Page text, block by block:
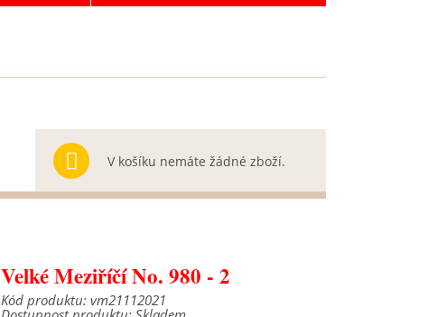
V košíku nemáte žádné zboží.
Velké Meziříčí No. 980 - 2
Kód produktu: vm21112021